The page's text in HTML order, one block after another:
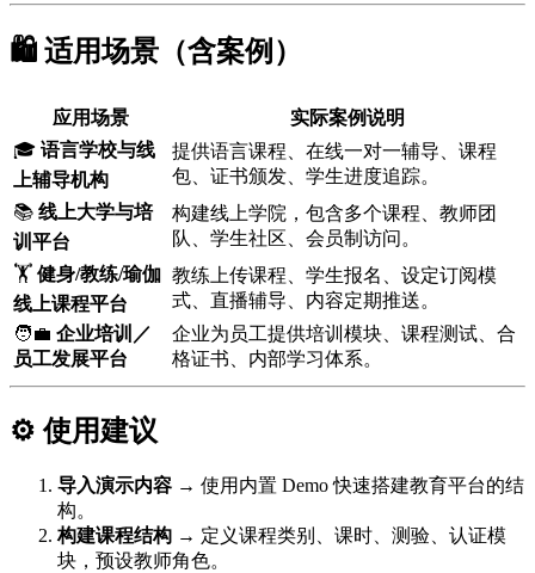
🛍️ 适用场景（含案例）
应用场景
实际案例说明
🎓 语言学校与线
上辅导机构
提供语言课程、在线一对一辅导、课程
包、证书颁发、学生进度追踪。
📚 线上大学与培
训平台
构建线上学院，包含多个课程、教师团
队、学生社区、会员制访问。
🏋️ 健身/教练/瑜伽
线上课程平台
教练上传课程、学生报名、设定订阅模
式、直播辅导、内容定期推送。
🧑‍💼 企业培训／
员工发展平台
企业为员工提供培训模块、课程测试、合
格证书、内部学习体系。
⚙️ 使用建议
导入演示内容 → 使用内置 Demo 快速搭建教育平台的结
构。
构建课程结构 → 定义课程类别、课时、测验、认证模
块，预设教师角色。